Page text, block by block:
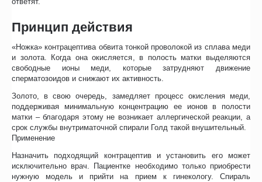
Принцип действия
«Ножка» контрацептива обвита тонкой проволокой из сплава меди
и золота. Когда она окисляется, в полость матки выделяются
свободные ионы меди, которые затрудняют движение
сперматозоидов и снижают их активность.
Золото, в свою очередь, замедляет процесс окисления меди,
поддерживая минимальную концентрацию ее ионов в полости
матки – благодаря этому не возникает аллергической реакции, а
срок службы внутриматочной спирали Голд такой внушительный.
Применение
Назначить подходящий контрацептив и установить его может
исключительно врач. Пациентке необходимо только приобрести
нужную модель и прийти на прием к гинекологу. Спираль